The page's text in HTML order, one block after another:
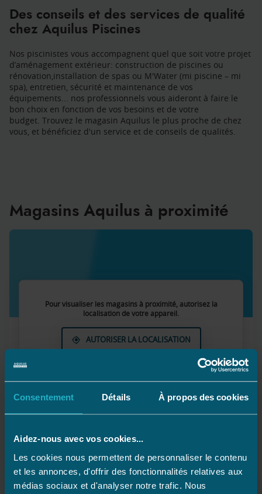
Consentement Détails À propos des cookies
Aidez-nous avec vos cookies...
Les cookies nous permettent de personnaliser le contenu
et les annonces, d'offrir des fonctionnalités relatives aux
médias sociaux et d'analyser notre trafic. Nous
Des conseils et des services de qualité
chez Aquilus Piscines
Nos piscinistes vous accompagnent quel que soit votre projet
d’aménagement extérieur: construction de piscines ou
rénovation,installation de spas ou M'Water (mi piscine – mi
spa), entretien, sécurité et maintenance de vos
équipements... nos professionnels vous aideront à faire le
bon choix en fonction de vos besoins et de votre
budget. Trouvez le magasin Aquilus le plus proche de chez
vous, et bénéficiez d'un service et de conseils de qualités.
Magasins Aquilus à proximité
Pour visualiser les magasins à proximité, autorisez la
localisation de votre appareil.
AUTORISER LA LOCALISATION